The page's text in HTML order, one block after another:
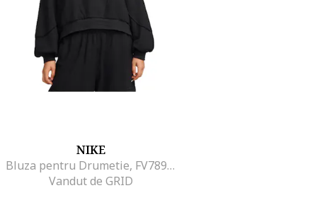
NIKE
Bluza pentru Drumetie, FV7896-010, Negru, Negru
Vandut de GRID